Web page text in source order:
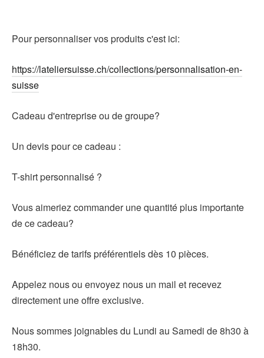
Pour personnaliser vos produits c'est ici:
https://lateliersuisse.ch/collections/personnalisation-en-
suisse
Cadeau d'entreprise ou de groupe?
Un devis pour ce cadeau :
T-shirt personnalisé ?
Vous aimeriez commander une quantité plus importante
de ce cadeau?
Bénéficiez de tarifs préférentiels dès 10 pièces.
Appelez nous ou envoyez nous un mail et recevez
directement une offre exclusive.
Nous sommes joignables du Lundi au Samedi de 8h30 à
18h30.